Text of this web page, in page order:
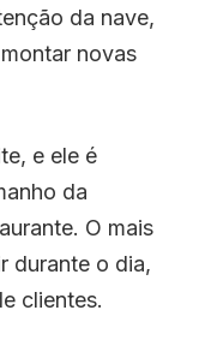
da nave,
novas
e ele é
da
O mais
durante o dia,
clientes.